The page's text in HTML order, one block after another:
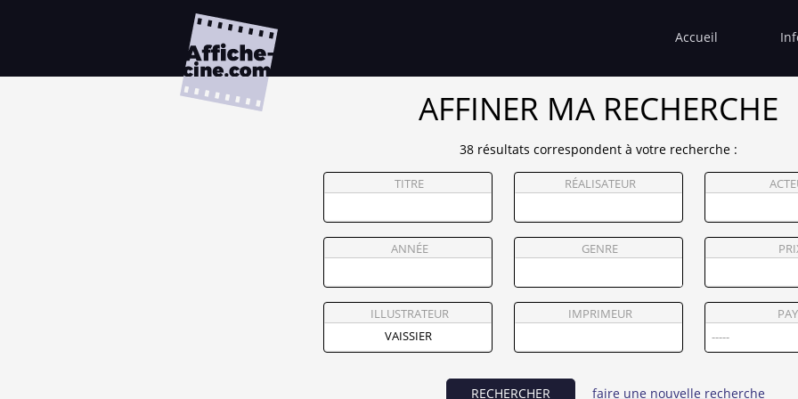
Accueil
AFFINER MA RECHERCHE
38 résultats correspondent à votre recherche :
TITRE RÉALISATEUR
ANNÉE GENRE
ILLUSTRATEUR IMPRIMEUR
RECHERCHER faire une nouvelle recherche